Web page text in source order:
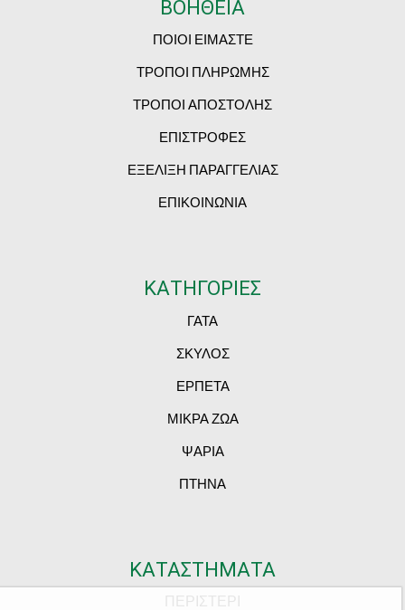
ΒΟΗΘΕΙΑ
ΠΟΙΟΙ ΕΙΜΑΣΤΕ
ΤΡΟΠΟΙ ΠΛΗΡΩΜΗΣ
ΤΡΟΠΟΙ ΑΠΟΣΤΟΛΗΣ
ΕΠΙΣΤΡΟΦΕΣ
ΕΞΕΛΙΞΗ ΠΑΡΑΓΓΕΛΙΑΣ
ΕΠΙΚΟΙΝΩΝΙΑ
ΚΑΤΗΓΟΡΙΕΣ
ΓΑΤΑ
ΣΚΥΛΟΣ
ΕΡΠΕΤΑ
ΜΙΚΡΑ ΖΩΑ
ΨΑΡΙΑ
ΠΤΗΝΑ
ΚΑΤΑΣΤΗΜΑΤΑ